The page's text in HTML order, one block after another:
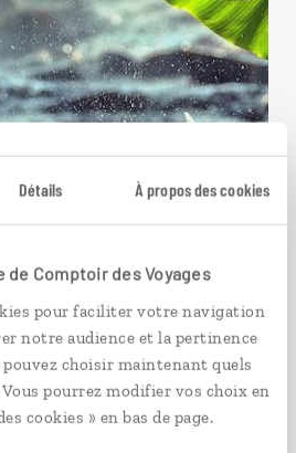
Détails À propos des cookies
Comptoir des Voyages
pour faciliter votre navigation
notre audience et la pertinence
choisir maintenant quels
pourrez modifier vos choix en
cookies » en bas de page.
avec les